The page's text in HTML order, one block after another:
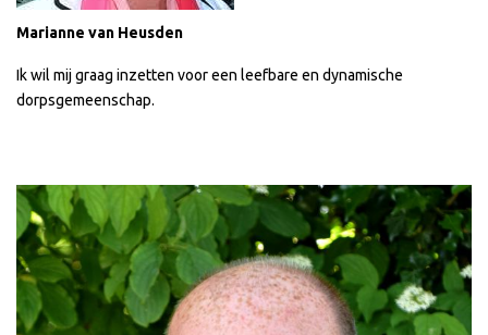
Marianne van Heusden
Ik wil mij graag inzetten voor een leefbare en dynamische
dorpsgemeenschap.